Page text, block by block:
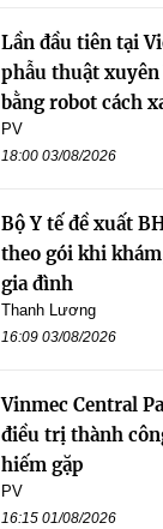
Lần đầu tiên tại
phẫu thuật
bằng robot cách
PV
18:00 03/08/2026
Bộ Y tế đề xuất
theo gói khi
gia đình
Thanh Lương
16:09 03/08/2026
Vinmec Central
điều trị thành
hiếm gặp
PV
16:15 01/08/2026